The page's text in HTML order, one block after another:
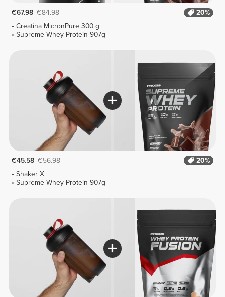
€67.98 €84.98
20%
Creatina MicronPure 300 g
Supreme Whey Protein 907g
€45.58 €56.98
20%
Shaker X
Supreme Whey Protein 907g